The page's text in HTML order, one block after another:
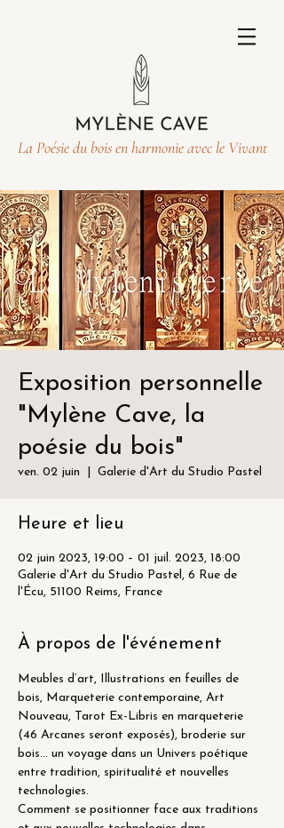
La Poésie du bois en harmonie avec le Vivant
Exposition personnelle
"Mylène Cave, la
poésie du bois"
ven. 02 juin Galerie d'Art du Studio Pastel
Heure et lieu
02 juin 2023, 19:00 – 01 juil. 2023, 18:00
Galerie d'Art du Studio Pastel, 6 Rue de
l'Écu, 51100 Reims, France
À propos de l'événement
Meubles d’art, Illustrations en feuilles de
bois, Marqueterie contemporaine, Art
Nouveau, Tarot Ex-Libris en marqueterie
(46 Arcanes seront exposés), broderie sur
bois… un voyage dans un Univers poétique
entre tradition, spiritualité et nouvelles
technologies.
Comment se positionner face aux traditions